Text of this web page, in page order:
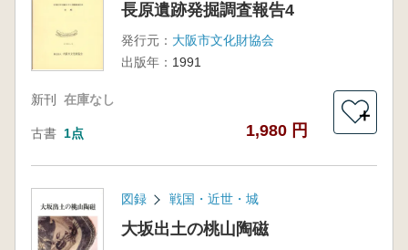
長原遺跡発掘調査報告4
発行元： 大阪市文化財協会
出版年： 1991
新刊 在庫なし
古書 1点 1,980 円
＋
図録 戦国・近世・城
大坂出土の桃山陶磁